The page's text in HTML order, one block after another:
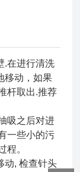
在进行清洗
移动，如果
杆取出.推荐
吸之后对进
一些小的污
程。
, 检查针头